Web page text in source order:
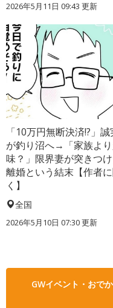
2026年5月11日 09:43 更新
「10万円無断決済!?」
が釣り沼へ→「家族よ
味？」限界妻が突きつ
離婚という結末【作者
く】
全国
2026年5月10日 07:30 更新
GWイベント・おで